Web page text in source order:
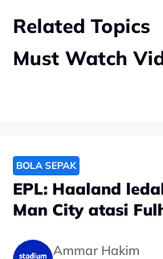
Related Topics
Must Watch
BOLA SEPAK
EPL: Haaland
Man City atasi
Ammar Hakim